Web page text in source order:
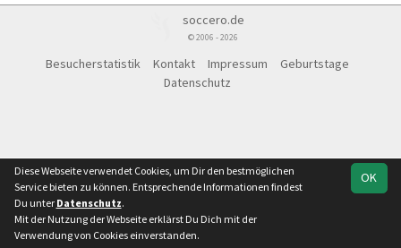
soccero.de
© 2006 - 2026
Besucherstatistik Kontakt Impressum
Geburtstage
Datenschutz
OK
Diese Webseite verwendet Cookies, um Dir den bestmöglichen
Service bieten zu können. Entsprechende Informationen findest
Du unter Datenschutz.
Mit der Nutzung der Webseite erklärst Du Dich mit der
Verwendung von Cookies einverstanden.